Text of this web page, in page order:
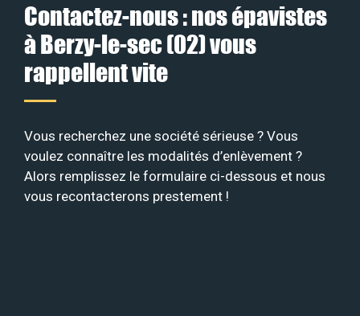
Contactez-nous : nos épavistes
à Berzy-le-sec (02) vous
rappellent vite
Vous recherchez une société sérieuse ? Vous
voulez connaître les modalités d’enlèvement ?
Alors remplissez le formulaire ci-dessous et nous
vous recontacterons prestement !